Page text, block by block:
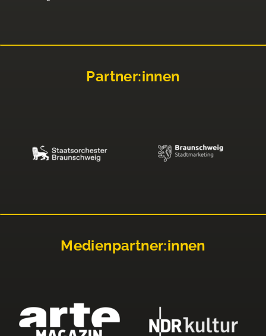
Partner:innen
Medienpartner:innen